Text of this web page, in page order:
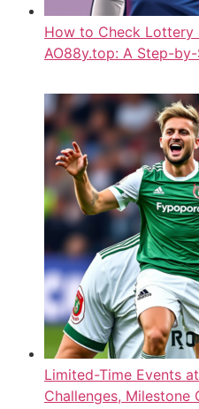
How to Check Lottery
AO88y.top: A Step-
Limited-Time Events
Challenges, Milestone